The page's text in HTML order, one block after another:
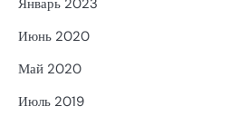
Январь 2023
Июнь 2020
Май 2020
Июль 2019